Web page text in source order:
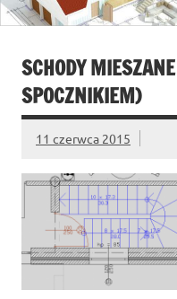
SCHODY
SPOCZNIKIEM)
11 czerwca 2015